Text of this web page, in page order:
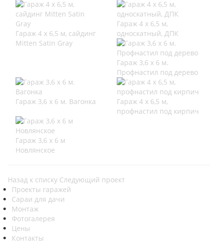
Гараж 4 х 6,5 м, сайдинг
Mitten Satin Gray
Гараж 4 х 6,5 м,
односкатный, ДПК
Гараж 3,6 х 6 м.
Профнастил под дерево
Гараж 3,6 х 6 м. Вагонка
Гараж 4 х 6,5 м,
профнастил под кирпич
Гараж 3,6 х 6 м
Новлянское
Назад к списку Следующий проект
Проекты гаражей
Сараи для дачи
Монтаж
Фотогалерея
Цены
Контакты